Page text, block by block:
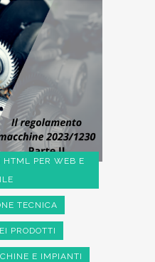
PER WEB E
TECNICA
PRODOTTI
E IMPIANTI